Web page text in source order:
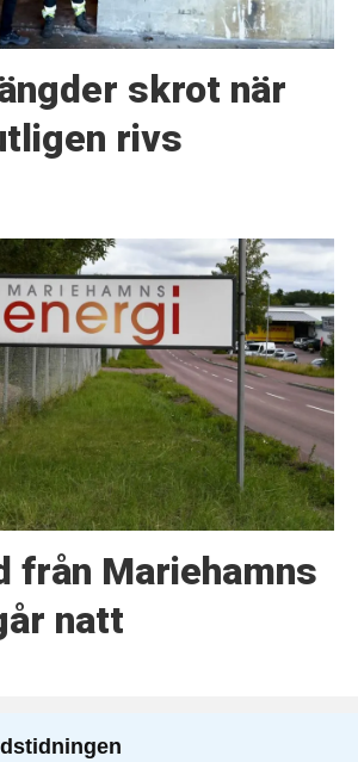
skrot när
rivs
från Mariehamns
natt